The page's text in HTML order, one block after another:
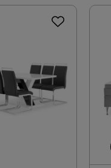
Stoff,Lær
Soft 011
lær,100% polyester